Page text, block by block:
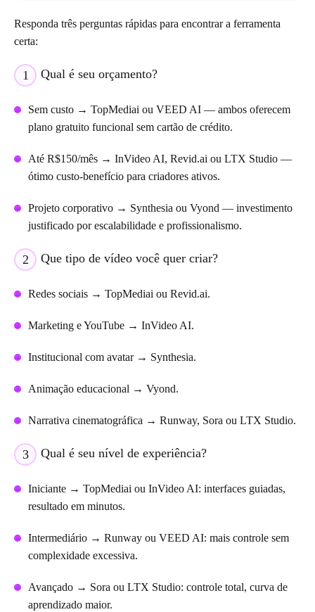
Responda três perguntas rápidas para encontrar a ferramenta
certa:
1 Qual é seu orçamento?
Sem custo → TopMediai ou VEED AI — ambos oferecem
plano gratuito funcional sem cartão de crédito.
Até R$150/mês → InVideo AI, Revid.ai ou LTX Studio —
ótimo custo-benefício para criadores ativos.
Projeto corporativo → Synthesia ou Vyond — investimento
justificado por escalabilidade e profissionalismo.
2 Que tipo de vídeo você quer criar?
Redes sociais → TopMediai ou Revid.ai.
Marketing e YouTube → InVideo AI.
Institucional com avatar → Synthesia.
Animação educacional → Vyond.
Narrativa cinematográfica → Runway, Sora ou LTX Studio.
3 Qual é seu nível de experiência?
Iniciante → TopMediai ou InVideo AI: interfaces guiadas,
resultado em minutos.
Intermediário → Runway ou VEED AI: mais controle sem
complexidade excessiva.
Avançado → Sora ou LTX Studio: controle total, curva de
aprendizado maior.